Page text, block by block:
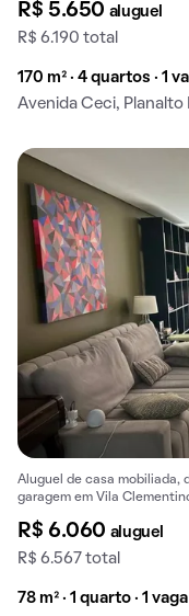
R$ 5.650 aluguel
R$ 6.190 total
170 m² · 4 quartos · 1
Avenida Ceci, Planalto
Aluguel de casa mobiliada,
garagem em Vila
R$ 6.060 aluguel
R$ 6.567 total
78 m² · 1 quarto · 1 vaga